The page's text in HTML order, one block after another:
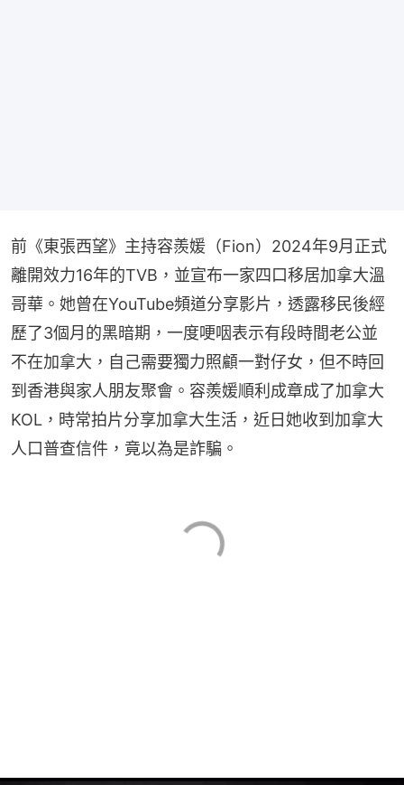
前《東張西望》主持容羨媛（Fion）2024年9月正式
離開效力16年的TVB，並宣布一家四口移居加拿大溫
哥華。她曾在YouTube頻道分享影片，透露移民後經
歷了3個月的黑暗期，一度哽咽表示有段時間老公並
不在加拿大，自己需要獨力照顧一對仔女，但不時回
到香港與家人朋友聚會。容羨媛順利成章成了加拿大
KOL，時常拍片分享加拿大生活，近日她收到加拿大
人口普查信件，竟以為是詐騙。